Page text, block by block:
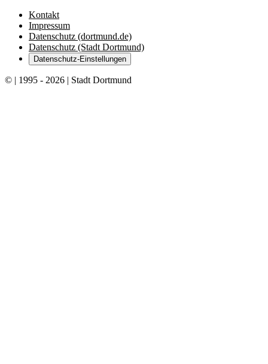
Kontakt
Impressum
Datenschutz (dortmund.de)
Datenschutz (Stadt Dortmund)
Datenschutz-Einstellungen
© | 1995 - 2026 | Stadt Dortmund